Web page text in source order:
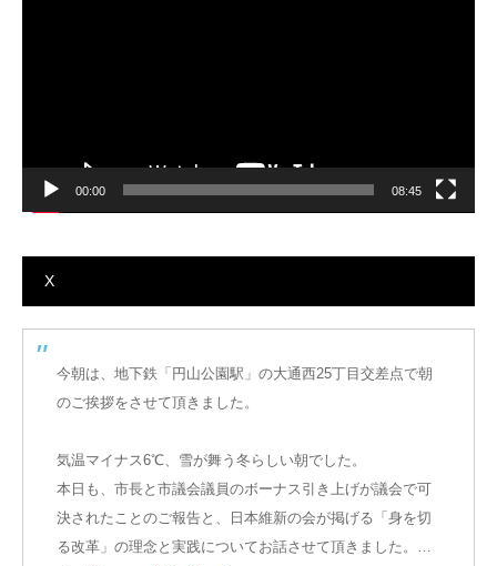
00:00 08:45
X
今朝は、地下鉄「円山公園駅」の大通西25丁目交差点で朝
のご挨拶をさせて頂きました。
気温マイナス6℃、雪が舞う冬らしい朝でした。
本日も、市長と市議会議員のボーナス引き上げが議会で可
決されたことのご報告と、日本維新の会が掲げる「身を切
る改革」の理念と実践についてお話させて頂きました。…